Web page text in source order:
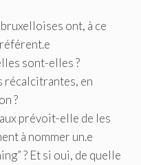
ont, à ce
sont-elles ?
récalcitrantes, en
?
prévoit-elle de les
à nommer un.e
? Et si oui, de quelle